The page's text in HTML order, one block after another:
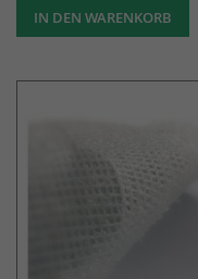
IN DEN WARENKORB